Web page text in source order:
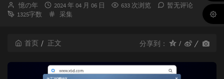
博
主：
憶の年
发
布
2024 年 04 月 06 日 633 次浏览
暂无评论
1325字数
分
采集
首页 正文 分享到：